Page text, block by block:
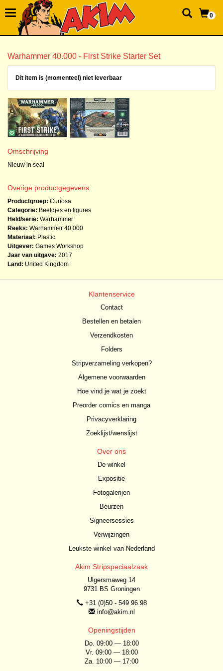
0
Warhammer 40.000 - First Strike Starter Set
Dit item is (momenteel) niet leverbaar
Omschrijving
Nieuw in seal
Overige productgegevens
Productgroep: Curiosa
Categorie: Beeldjes en figures
Held/serie: Warhammer
Reeks: Warhammer 40,000
Materiaal: Plastic
Uitgever: Games Workshop
Jaar van uitgave: 2017
Land: United Kingdom
Klantenservice
Contact
Bestellen en betalen
Verzendkosten
Folders
Stripverzameling verkopen?
Algemene voorwaarden
Hoe vind je wat je zoekt
Preorder comics en manga
Privacyverklaring
Zoeklijst/wenslijst
Over ons
De winkel
Expositie
Fotogalerijen
Beurzen
Signeersessies
Verwijzingen
Leukste winkel van Nederland
Akim Stripspeciaalzaak
Ulgersmaweg 14
9731 BS Groningen
+31 (0)50 - 549 96 98
info@akim.nl
Openingstijden
Do. 09:00 — 18:00
Vr. 09:00 — 18:00
Za. 10:00 — 17:00